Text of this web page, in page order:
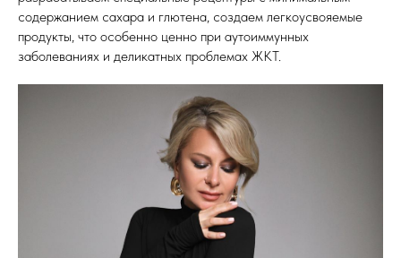
содержанием сахара и глютена, создаем легкоусвояемые
продукты, что особенно ценно при аутоиммунных
заболеваниях и деликатных проблемах ЖКТ.